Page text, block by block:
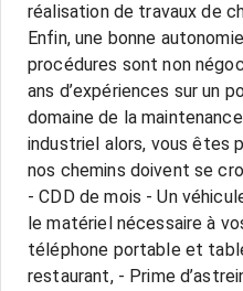
réalisation de travaux de
Enfin, une bonne
procédures sont non
ans d’expériences sur un
domaine de la
industriel alors, vous êtes
nos chemins doivent se
- CDD de mois - Un
le matériel nécessaire à
téléphone portable et
restaurant, - Prime